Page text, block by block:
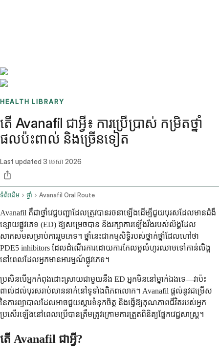
HEALTH LIBRARY
តើ Avanafil ជាអ្វី៖ ការប្រើប្រាស់ កម្រិតថ្នាំ
ផលប៉ះពាល់ និងច្រើនទៀត
Last updated 3 មេសា 2026
ទំព័រដើម ថ្នាំ Avanafil Oral Route
Avanafil គឺជាថ្នាំវេជ្ជបញ្ជាដែលត្រូវបានរចនាឡើងដើម្បីជួយបុរសដែលមានជំងឺ
ខ្សោយផ្លូវភេទ (ED) ឱ្យសម្រេចបាន និងរក្សាការឡើងរឹងរបស់លិង្គដែល
សាកសមសម្រាប់ការរួមភេទ។ ថ្នាំនេះជាកម្មសិទ្ធិរបស់ថ្នាក់ថ្នាំដែលហៅថា
PDE5 inhibitors ដែលដំណើរការដោយការកែលម្អលំហូរឈាមទៅកាន់លិង្គ
នៅពេលដែលអ្នកមានអារម្មណ៍ផ្លូវភេទ។
ប្រសិនបើអ្នកកំពុងដោះស្រាយជាមួយនឹង ED អ្នកមិននៅម្នាក់ឯងទេ—វាប៉ះ
ពាល់ដល់បុរសរាប់លាននាក់នៅទូទាំងពិភពលោក។ Avanafil ផ្តល់នូវជម្រើស
នៃការព្យាបាលដែលអាចជួយស្តារទំនុកចិត្ត និងធ្វើឱ្យគុណភាពជីវិតរបស់អ្នក
ប្រសើរឡើងនៅពេលប្រើបានត្រឹមត្រូវក្រោមការត្រួតពិនិត្យផ្នែកវេជ្ជសាស្ត្រ។
តើ Avanafil ជាអ្វី?